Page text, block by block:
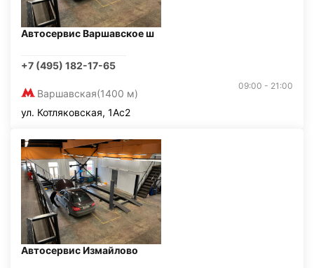
Автосервис Варшавское ш
+7 (495) 182-17-65
Варшавская(1400 м)
09:00 - 21:00
ул. Котляковская, 1Ас2
Автосервис Измайлово